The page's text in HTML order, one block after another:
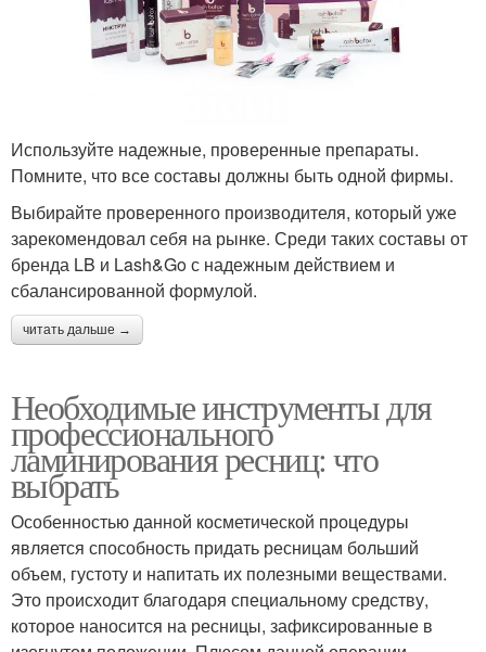
Используйте надежные, проверенные препараты.
Помните, что все составы должны быть одной фирмы.
Выбирайте проверенного производителя, который уже
зарекомендовал себя на рынке. Среди таких составы от
бренда LB и Lash&Go с надежным действием и
сбалансированной формулой.
читать дальше →
Необходимые инструменты для
профессионального
ламинирования ресниц: что
выбрать
Особенностью данной косметической процедуры
является способность придать ресницам больший
объем, густоту и напитать их полезными веществами.
Это происходит благодаря специальному средству,
которое наносится на ресницы, зафиксированные в